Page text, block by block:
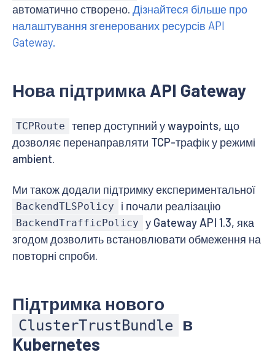
автоматично створено. Дізнайтеся більше про
налаштування згенерованих ресурсів API
Gateway.
Нова підтримка API Gateway
TCPRoute
тепер доступний у waypoints, що
дозволяє перенаправляти TCP-трафік у режимі
ambient.
Ми також додали підтримку експериментальної
BackendTLSPolicy і почали реалізацію
BackendTrafficPolicy
у Gateway API 1.3, яка
згодом дозволить встановлювати обмеження на
повторні спроби.
Підтримка нового
ClusterTrustBundle
в
Kubernetes